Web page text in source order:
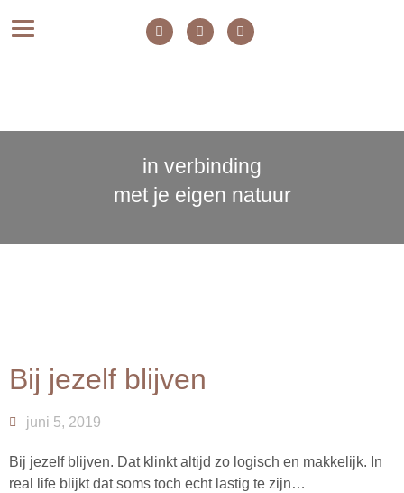
in verbinding
met je eigen natuur
Bij jezelf blijven
juni 5, 2019
Bij jezelf blijven. Dat klinkt altijd zo logisch en makkelijk. In
real life blijkt dat soms toch echt lastig te zijn…